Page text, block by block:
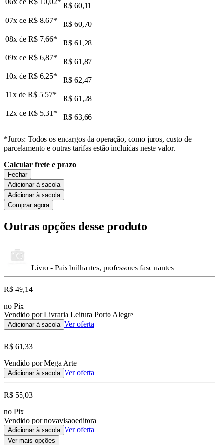
06x de R$ 10,02* R$ 60,11
07x de R$ 8,67*
R$ 60,70
08x de R$ 7,66*
R$ 61,28
09x de R$ 6,87*
R$ 61,87
10x de R$ 6,25*
R$ 62,47
11x de R$ 5,57*
R$ 61,28
12x de R$ 5,31* R$ 63,66
*Juros: Todos os encargos da operação, como juros, custo de
parcelamento e outras tarifas estão incluídas neste valor.
Calcular frete e prazo
Fechar
Adicionar à sacola
Adicionar à sacola
Comprar agora
Outras opções desse produto
Livro - Pais brilhantes, professores fascinantes
R$ 49,14
no Pix
Vendido por Livraria Leitura Porto Alegre
Adicionar à sacola Ver oferta
R$ 61,33
Vendido por Mega Arte
Adicionar à sacola Ver oferta
R$ 55,03
no Pix
Vendido por novavisaoeditora
Adicionar à sacola Ver oferta
Ver mais opções